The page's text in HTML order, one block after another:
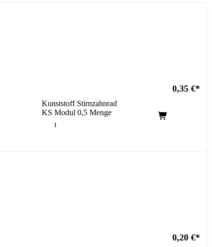
0,35 €
Kunststoff Stirnzahnrad
KS Modul 0,5 Menge
0,20 €